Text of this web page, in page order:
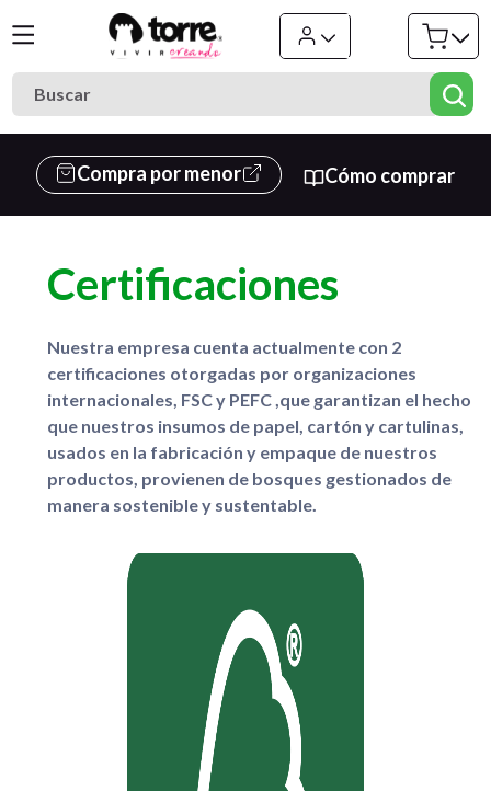
Compra por menor Cómo comprar
Certificaciones
Nuestra empresa cuenta actualmente con 2
certificaciones otorgadas por organizaciones
internacionales, FSC y PEFC ,que garantizan el hecho
que nuestros insumos de papel, cartón y cartulinas,
usados en la fabricación y empaque de nuestros
productos, provienen de bosques gestionados de
manera sostenible y sustentable.